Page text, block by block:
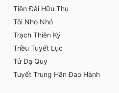
Tiên Đài Hữu Thụ
Tôi Nho Nhỏ
Trạch Thiên Ký
Triều Tuyết Lục
Tử Dạ Quy
Tuyết Trung Hãn Đao Hành